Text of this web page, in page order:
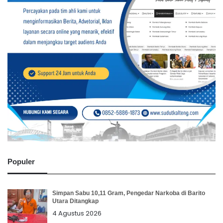
Populer
Simpan Sabu 10,11 Gram, Pengedar Narkoba di Barito
Utara Ditangkap
4 Agustus 2026